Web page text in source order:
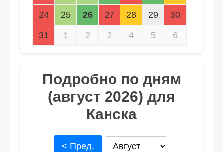
24 25 26 27 28 29 30
31 1 2 3 4 5 6
Подробно по дням
(август 2026) для
Канска
< Пред.